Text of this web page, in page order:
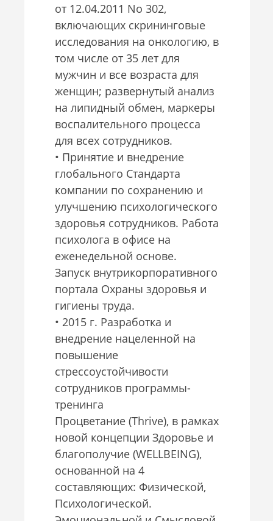
от 12.04.2011 No 302,
включающих скрининговые
исследования на онкологию, в
том числе от 35 лет для
мужчин и все возраста для
женщин; развернутый анализ
на липидный обмен, маркеры
воспалительного процесса
для всех сотрудников.
• Принятие и внедрение
глобального Стандарта
компании по сохранению и
улучшению психологического
здоровья сотрудников. Работа
психолога в офисе на
еженедельной основе.
Запуск внутрикорпоративного
портала Охраны здоровья и
гигиены труда.
• 2015 г. Разработка и
внедрение нацеленной на
повышение
стрессоустойчивости
сотрудников программы-
тренинга
Процветание (Thrive), в рамках
новой концепции Здоровье и
благополучие (WELLBEING),
основанной на 4
составляющих: Физической,
Психологической.